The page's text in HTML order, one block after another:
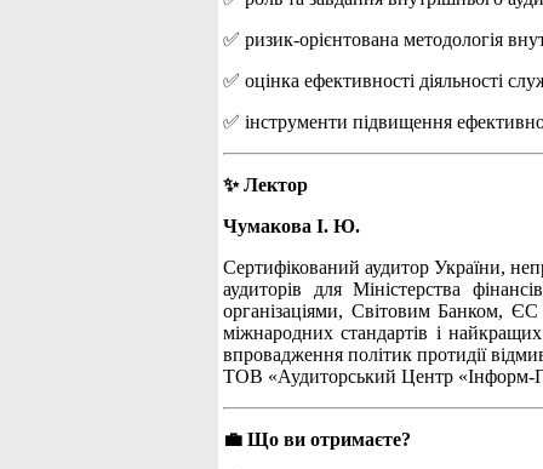
✅ ризик-орієнтована методологія
✅ оцінка ефективності діяльності
✅ інструменти підвищення
✨ Лектор
Чумакова І. Ю.
Сертифікований аудитор України,
аудиторів для Міністерства
організаціями, Світовим Банком, ЄС
міжнародних стандартів і
впровадження політик протидії
ТОВ «Аудиторський Центр «Інформ-
💼 Що ви отримаєте?